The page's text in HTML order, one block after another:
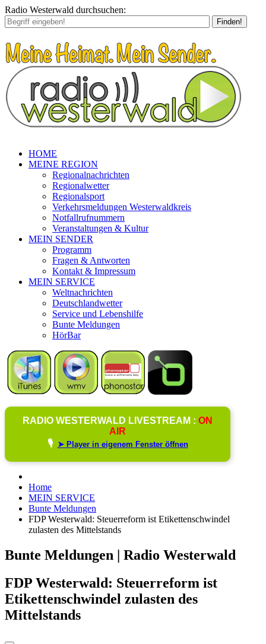
Radio Westerwald durchsuchen:
Finden!
HOME
MEINE REGION
Regionalnachrichten
Regionalwetter
Regionalsport
Verkehrsmeldungen Westerwaldkreis
Notfallrufnummern
Veranstaltungen & Kultur
MEIN SENDER
Programm
Fragen & Antworten
Kontakt & Impressum
MEIN SERVICE
Weltnachrichten
Deutschlandwetter
Service und Lebenshilfe
Bunte Meldungen
HörBar
RADIO WESTERWALD LIVESTREAM : ON
AIR
🎙️ ➤ Player in eigenem Fenster öffnen
Home
MEIN SERVICE
Bunte Meldungen
FDP Westerwald: Steuerreform ist Etikettenschwindel
zulasten des Mittelstands
Bunte Meldungen | Radio Westerwald
FDP Westerwald: Steuerreform ist
Etikettenschwindel zulasten des
Mittelstands